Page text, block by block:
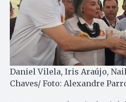
Daniel Vilela, Iris Araújo,
Chaves/ Foto: Alexandre